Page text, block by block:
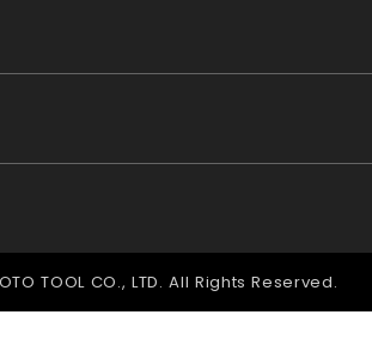
TOOL CO., LTD. All Rights Reserved.